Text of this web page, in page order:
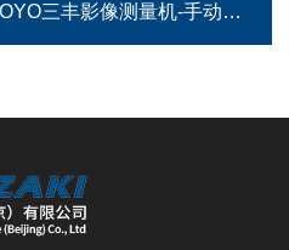
三丰影像测量机-手动测量型